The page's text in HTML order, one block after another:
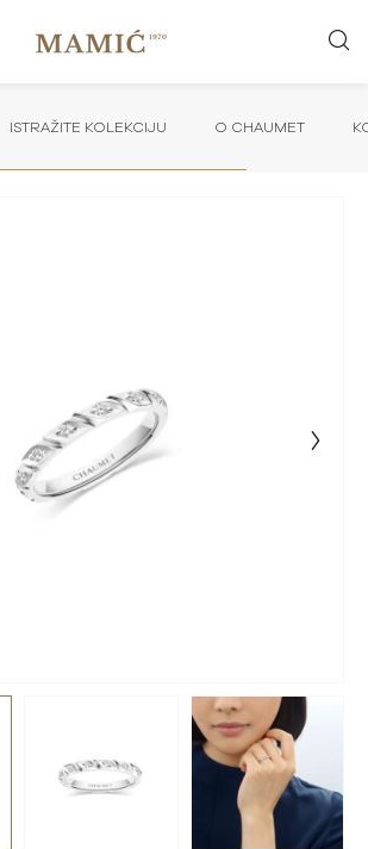
ISTRAŽITE KOLEKCIJU O CHAUMET